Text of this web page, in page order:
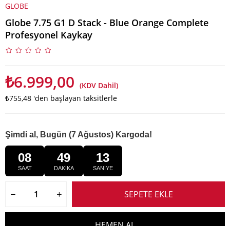
GLOBE
Globe 7.75 G1 D Stack - Blue Orange Complete
Profesyonel Kaykay
₺6.999,00 (KDV Dahil)
₺755,48 'den başlayan taksitlerle
Şimdi al, Bugün (7 Ağustos) Kargoda!
08
SAAT
49
DAKİKA
12
SANİYE